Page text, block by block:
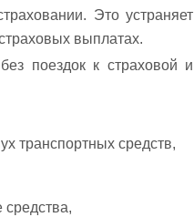
Это устраняет
выплатах.
поездок к страховой и
транспортных средств,